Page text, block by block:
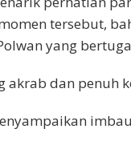
tersebut,
yang
dan penuh